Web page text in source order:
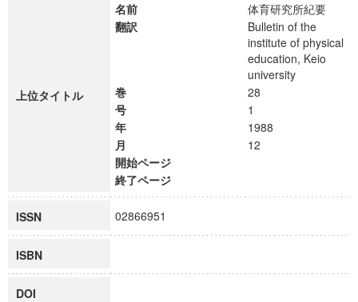
上位タイトル
名前
体育研究所紀要
翻訳
Bulletin of the
institute of physical
education, Keio
university
巻
28
号
1
年
1988
月
12
開始ページ
終了ページ
ISSN 02866951
ISBN
DOI